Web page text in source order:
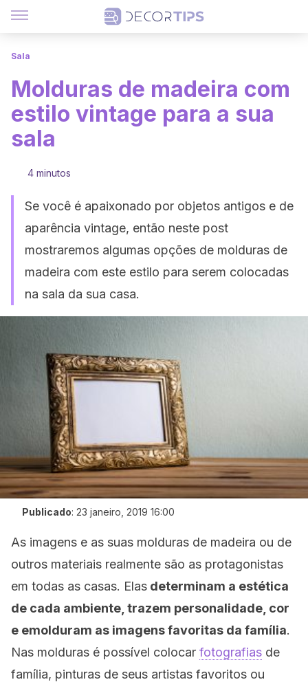
Sala
Molduras de madeira com
estilo vintage para a sua
sala
4 minutos
Se você é apaixonado por objetos antigos e de
aparência vintage, então neste post
mostraremos algumas opções de molduras de
madeira com este estilo para serem colocadas
na sala da sua casa.
Publicado: 23 janeiro, 2019 16:00
As imagens e as suas molduras de madeira ou de
outros materiais realmente são as protagonistas
em todas as casas. Elas determinam a estética
de cada ambiente, trazem personalidade, cor
e emolduram as imagens favoritas da família.
Nas molduras é possível colocar fotografias de
família, pinturas de seus artistas favoritos ou